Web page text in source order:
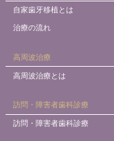
自家歯牙移植とは
治療の流れ
高周波治療
高周波治療とは
訪問・障害者歯科診療
訪問・障害者歯科診療